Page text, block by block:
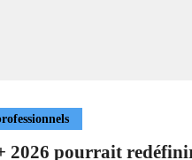
2026 pourrait